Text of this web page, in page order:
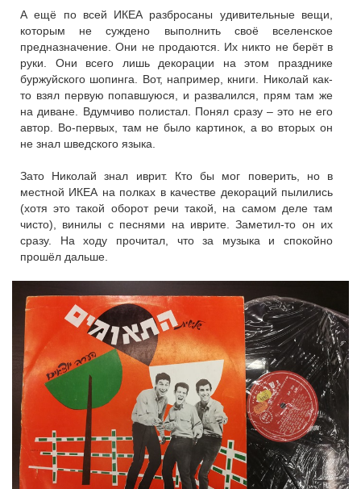
А ещё по всей ИКЕА разбросаны удивительные вещи,
которым не суждено выполнить своё вселенское
предназначение. Они не продаются. Их никто не берёт в
руки. Они всего лишь декорации на этом празднике
буржуйского шопинга. Вот, например, книги. Николай как-
то взял первую попавшуюся, и развалился, прям там же
на диване. Вдумчиво полистал. Понял сразу – это не его
автор. Во-первых, там не было картинок, а во вторых он
не знал шведского языка.
Зато Николай знал иврит. Кто бы мог поверить, но в
местной ИКЕА на полках в качестве декораций пылились
(хотя это такой оборот речи такой, на самом деле там
чисто), винилы с песнями на иврите. Заметил-то он их
сразу. На ходу прочитал, что за музыка и спокойно
прошёл дальше.